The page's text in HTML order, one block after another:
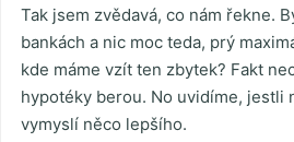
Tak jsem zvědavá, co nám řekne.
bankách a nic moc teda, prý
kde máme vzít ten zbytek? Fakt
hypotéky berou. No uvidíme, jestli
vymyslí něco lepšího.